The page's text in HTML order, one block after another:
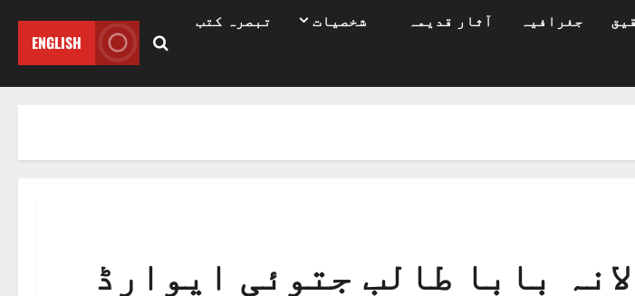
جغرافیہ آثار قدیمہ شخصیات تبصرہ کتب
ENGLISH
بابا طالب جتوئی ایوارڈ